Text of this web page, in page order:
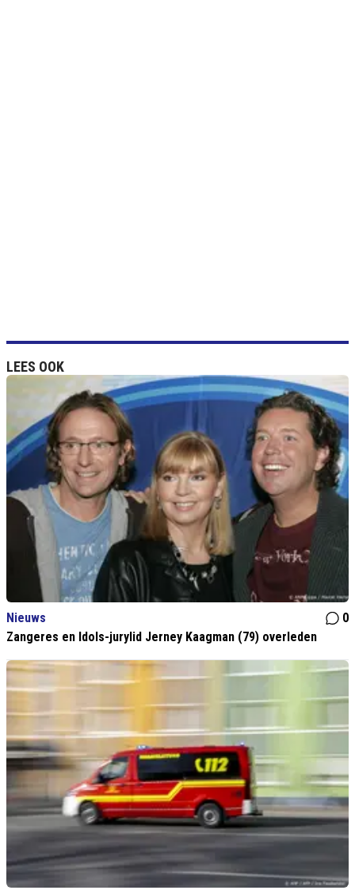
LEES OOK
Nieuws
0
Zangeres en Idols-jurylid Jerney Kaagman (79) overleden